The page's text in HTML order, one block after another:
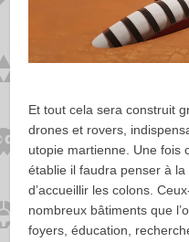
Et tout cela sera construit
drones et rovers,
utopie martienne. Une fois
établie il faudra penser à
d’accueillir les colons.
nombreux bâtiments que
foyers, éducation,